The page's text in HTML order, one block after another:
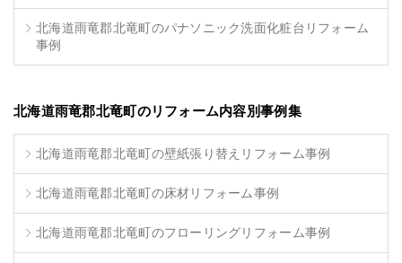
北海道雨竜郡北竜町のパナソニック洗面化粧台リフォーム
事例
北海道雨竜郡北竜町のリフォーム内容別事例集
北海道雨竜郡北竜町の壁紙張り替えリフォーム事例
北海道雨竜郡北竜町の床材リフォーム事例
北海道雨竜郡北竜町のフローリングリフォーム事例